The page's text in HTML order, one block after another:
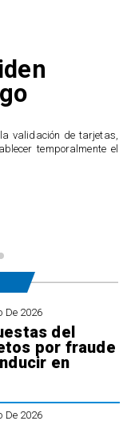
validación de tarjetas,
temporalmente el
De 2026
del
por fraude
en
De 2026